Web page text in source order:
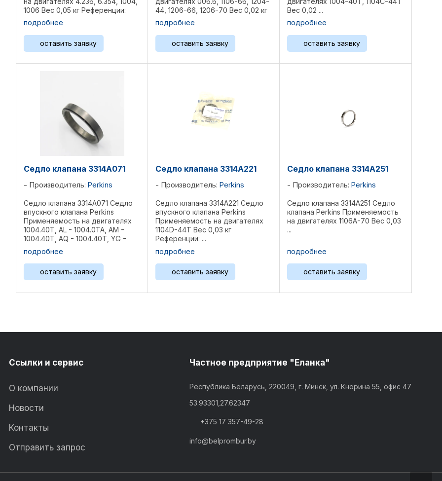
1006 Вес 0,05 кг Референции:
33261732, ...
подробнее
оставить заявку
44, 1206-66, 1206-70 Вес 0,02 кг
Референции: 276-7390, ...
подробнее
оставить заявку
Вес 0,02 ...
подробнее
оставить заявку
Седло клапана 3314A071
Производитель: Perkins
Седло клапана 3314A071 Седло
впускного клапана Perkins
Применяемость на двигателях
1004.40T, AL - 1004.0TA, AM -
1004.40T, AQ - 1004.40T, YG -
1006.60, YH - 1006.60T, YK -
1006.60TW, CATERPILLAR 3054,
3056 Вес 0,032 ...
подробнее
оставить заявку
Седло клапана 3314A221
Производитель: Perkins
Седло клапана 3314A221 Седло
впускного клапана Perkins
Применяемость на двигателях
1104D-44T Вес 0,03 кг
Референции: ...
подробнее
оставить заявку
Седло клапана 3314A251
Производитель: Perkins
Седло клапана 3314A251 Седло
клапана Perkins Применяемость
на двигателях 1106A-70 Вес 0,03
...
подробнее
оставить заявку
Ссылки и сервис
О компании
Новости
Контакты
Отправить запрос
Частное предприятие "Еланка"
Республика Беларусь, 220049, г. Минск, ул. Кнорина 55, офис 47
53.93301,27.62347
+375 17 357-49-28
info@belprombur.by